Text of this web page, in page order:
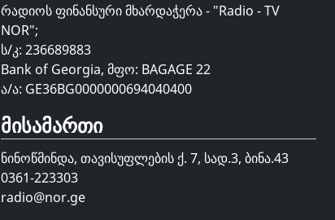
რადიოს ფინანსური მხარდაჭერა - "Radio - TV
NOR";
ს/კ: 236689883
Bank of Georgia, მფო: BAGAGE 22
ა/ა: GE36BG0000000694040400
მისამართი
ნინოწმინდა, თავისუფლების ქ. 7, სად.3, ბინა.43
0361-223303
radio@nor.ge